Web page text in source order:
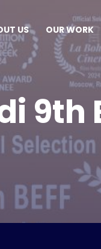
US OUR WORK
9th